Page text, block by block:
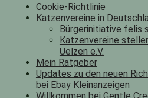
Cookie-Richtlinie
Katzenvereine in
Bürgerinitiative felis
Katzenvereine
Uelzen e.V.
Mein Ratgeber
Updates zu den neuen
bei Ebay Kleinanzeigen